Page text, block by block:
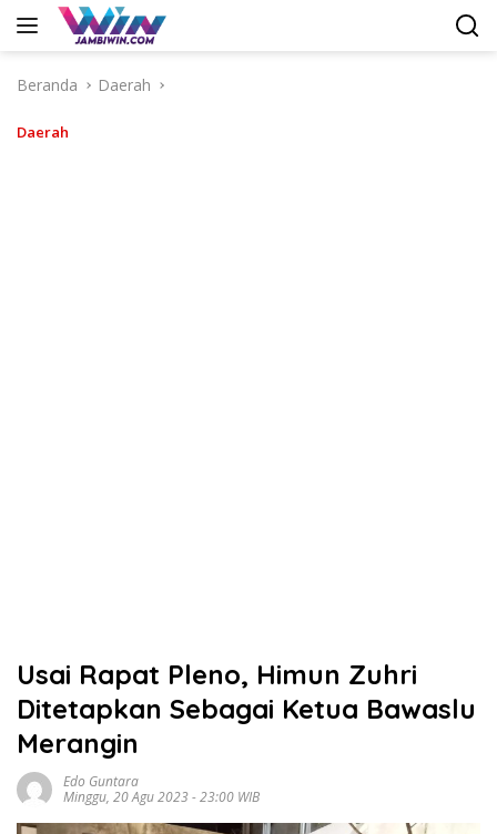
Langsung
Beranda
Daerah
Daerah
Usai Rapat Pleno, Himun Zuhri
Ditetapkan Sebagai Ketua Bawaslu
Merangin
Edo Guntara
Minggu, 20 Agu 2023 - 23:00 WIB